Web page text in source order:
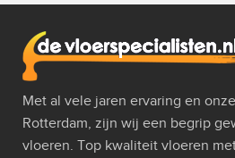
Met al vele jaren ervaring en
Rotterdam, zijn wij een begrip
vloeren. Top kwaliteit vloeren